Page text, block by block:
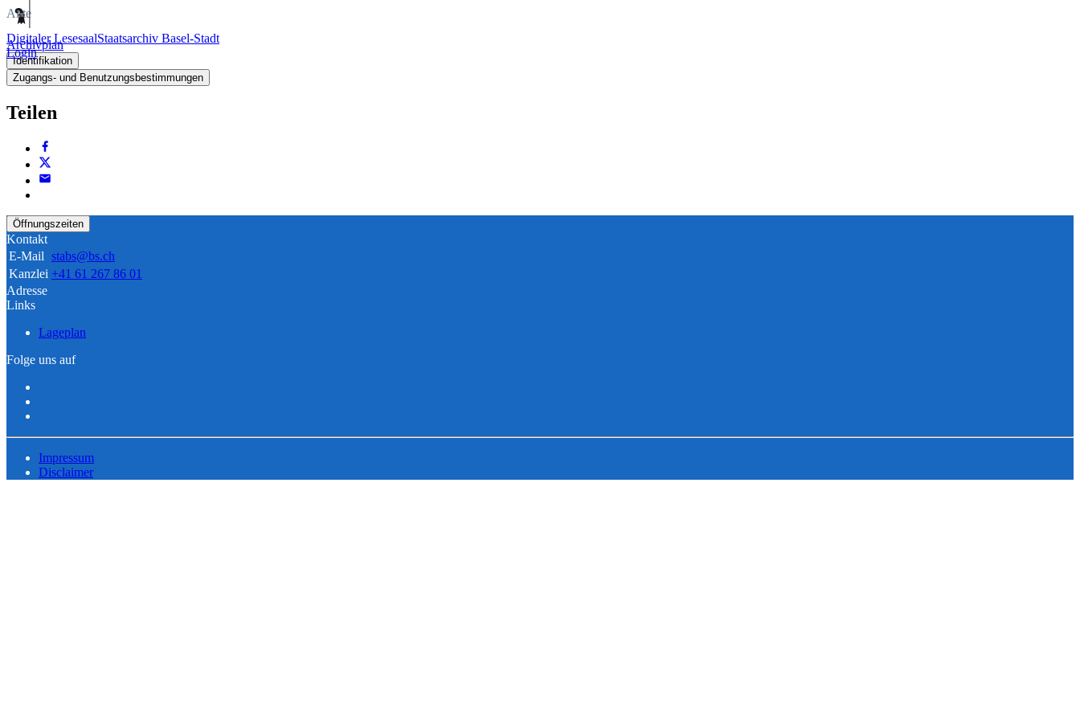
Digitaler LesesaalStaatsarchiv Basel-Stadt
Login
Akte
Archivplan
Identifikation
Zugangs- und Benutzungsbestimmungen
Teilen
Öffnungszeiten
Kontakt
E-Mail stabs@bs.ch
Kanzlei +41 61 267 86 01
Adresse
Links
Lageplan
Folge uns auf
Impressum
Disclaimer